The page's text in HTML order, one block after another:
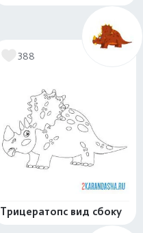
388
Трицератопс вид сбоку